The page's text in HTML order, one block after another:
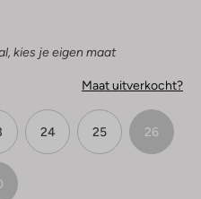
kies je eigen maat
Maat uitverkocht?
24 25 26